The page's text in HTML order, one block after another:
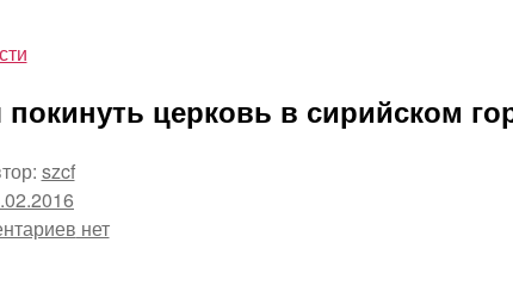
покинуть церковь в сирийском
szcf
кнет